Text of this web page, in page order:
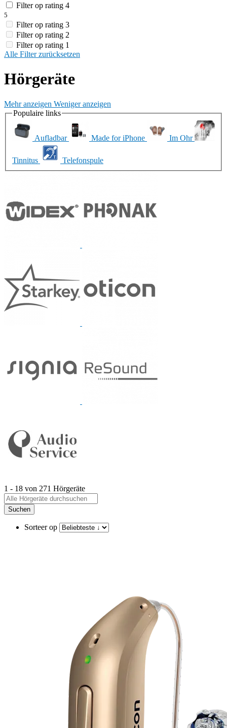
Filter op rating 4
5
Filter op rating 3
Filter op rating 2
Filter op rating 1
Alle Filter zurücksetzen
Hörgeräte
Mehr anzeigen Weniger anzeigen
Populaire links
Aufladbar Made for iPhone Im Ohr
Tinnitus Telefonspule
1 - 18 von 271 Hörgeräte
Suchen
Sorteer op